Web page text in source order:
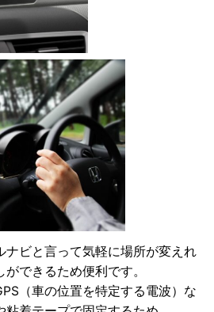
ナビと言って気軽に場所が変えれ
できるため便利です。
（車の位置を特定する電波）な